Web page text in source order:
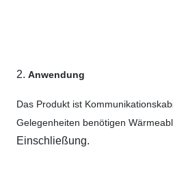
2. Anwendung
Das Produkt ist
Gelegenheiten benötigen
Einschließung.